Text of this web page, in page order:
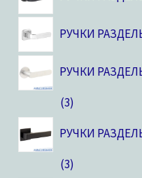
РУЧКИ
РУЧКИ
3
РУЧКИ
3